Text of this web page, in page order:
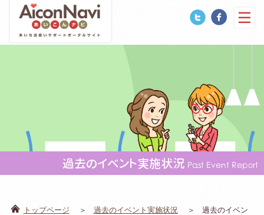
過去のイベント実施状況 Past Event Report
トップページ 過去のイベント実施状況
過去のイベン